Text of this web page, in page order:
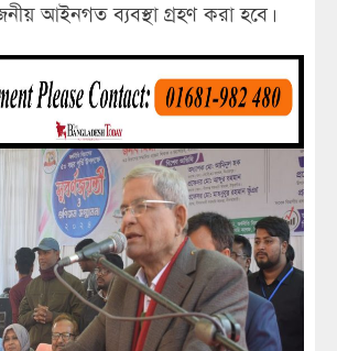
আইনগত ব্যবস্থা গ্রহণ করা হবে।